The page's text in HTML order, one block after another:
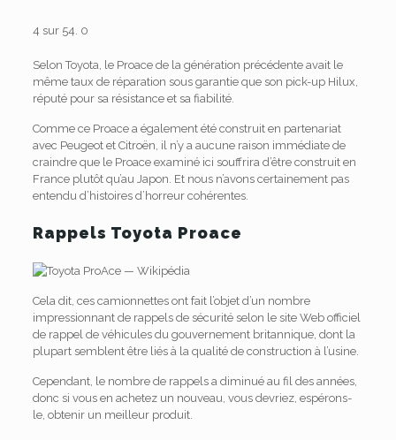
4 sur 54. 0
Selon Toyota, le Proace de la génération précédente avait le
même taux de réparation sous garantie que son pick-up Hilux,
réputé pour sa résistance et sa fiabilité.
Comme ce Proace a également été construit en partenariat
avec Peugeot et Citroën, il n’y a aucune raison immédiate de
craindre que le Proace examiné ici souffrira d’être construit en
France plutôt qu’au Japon. Et nous n’avons certainement pas
entendu d’histoires d’horreur cohérentes.
Rappels Toyota Proace
Cela dit, ces camionnettes ont fait l’objet d’un nombre
impressionnant de rappels de sécurité selon le site Web officiel
de rappel de véhicules du gouvernement britannique, dont la
plupart semblent être liés à la qualité de construction à l’usine.
Cependant, le nombre de rappels a diminué au fil des années,
donc si vous en achetez un nouveau, vous devriez, espérons-
le, obtenir un meilleur produit.